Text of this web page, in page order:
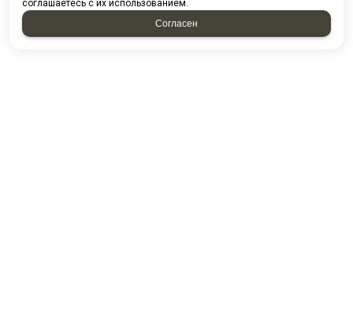
соглашаетесь с их использованием.
Согласен